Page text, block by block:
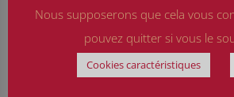
Nous supposerons que cela vous
pouvez quitter si vous le
Cookies caractéristiques